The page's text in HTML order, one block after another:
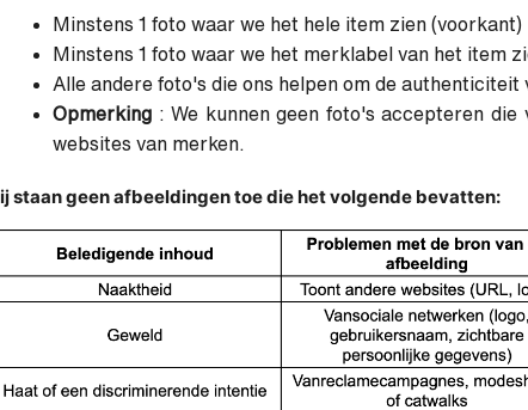
Minstens 1 foto waar we het hele item zien (voorkant)
Minstens 1 foto waar we het merklabel van het item
Alle andere foto's die ons helpen om de authenticiteit
Opmerking : We kunnen geen foto's accepteren
websites van merken.
staan geen afbeeldingen toe die het volgende bevatten: